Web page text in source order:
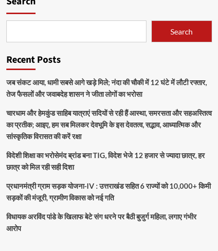
Search
Recent Posts
जब संकट आया, धामी सबसे आगे खड़े मिले; नंदा की चौकी में 12 घंटे में लौटी रफ्तार,
तेज फैसलों और जवाबदेह शासन ने जीता लोगों का भरोसा
चारधाम और हेमकुंड साहिब यात्राएं सदियों से रही हैं आस्था, समरसता और सहअस्तित्व
का प्रतीक; आइए, हम सब मिलकर देवभूमि के इस देवतत्व, सद्भाव, आध्यात्मिक और
सांस्कृतिक विरासत की करें रक्षा
विदेशी शिक्षा का भरोसेमंद ब्रांड बना TIG, विदेश भेजे 12 हजार से ज्यादा छात्र, हर
छात्र को मिल रही सही दिशा
प्रधानमंत्री ग्राम सड़क योजना-IV : उत्तराखंड सहित 6 राज्यों को 10,000+ किमी
सड़कों की मंजूरी, ग्रामीण विकास को नई गति
विधायक अरविंद पांडे के खिलाफ बेटे संग धरने पर बैठी बुजुर्ग महिला, लगाए गंभीर
आरोप